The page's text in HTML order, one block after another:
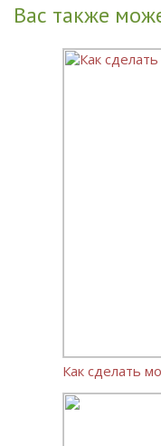
Вас также
Как сделать